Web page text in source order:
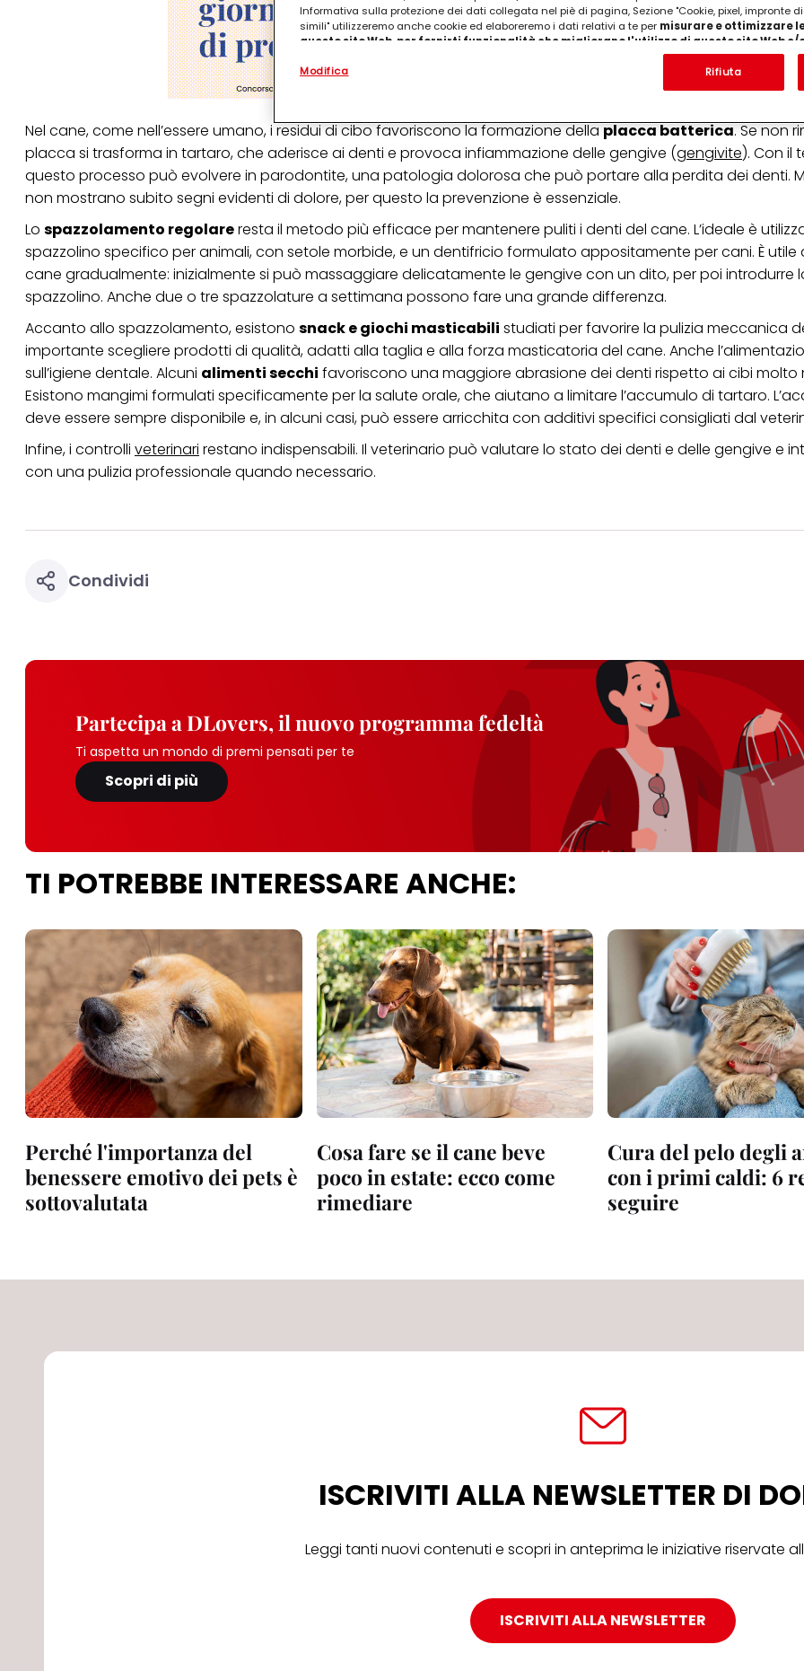
Nel cane, come nell’essere umano, i residui di cibo favoriscono la formazione dellaplacca batterica. Se non
placca si trasforma in tartaro, che aderisce ai denti e provoca infiammazione delle gengive (gengivite). Con il
questo processo può evolvere in parodontite, una patologia dolorosa che può portare alla perdita dei denti.
non mostrano subito segni evidenti di dolore, per questo la prevenzione è essenziale.
Lo spazzolamento regolareresta il metodo più efficace per mantenere puliti i denti del cane. L’ideale è
spazzolino specifico per animali, con setole morbide, e un dentifricio formulato appositamente per cani. È utile
cane gradualmente: inizialmente si può massaggiare delicatamente le gengive con un dito, per poi introdurre
spazzolino. Anche due o tre spazzolature a settimana possono fare una grande differenza.
Accanto allo spazzolamento, esistono snack e giochi masticabili studiati per favorire la pulizia meccanica
importante scegliere prodotti di qualità, adatti alla taglia e alla forza masticatoria del cane. Anche
sull’igiene dentale. Alcuni alimenti secchi favoriscono una maggiore abrasione dei denti rispetto ai cibi molto
Esistono mangimi formulati specificamente per la salute orale, che aiutano a limitare l’accumulo di tartaro.
deve essere sempre disponibile e, in alcuni casi, può essere arricchita con additivi specifici consigliati dal
Infine, i controlli veterinari restano indispensabili. Il veterinario può valutare lo stato dei denti e delle gengive e
con una pulizia professionale quando necessario.
Condividi
Partecipa a DLovers, il nuovo programma fedeltà
Ti aspetta un mondo di premi pensati per te
Scopri di più
TI POTREBBE INTERESSARE ANCHE:
Perché l'importanza del
benessere emotivo dei pets è
sottovalutata
Cosa fare se il cane beve
poco in estate: ecco come
rimediare
Cura del pelo degli
con i primi caldi: 6
seguire
ISCRIVITI ALLA NEWSLETTER DI
Leggi tanti nuovi contenuti e scopri in anteprima le iniziative riservate
ISCRIVITI ALLA NEWSLETTER
Informativa sulla protezione dei dati collegata nel piè di pagina, Sezione "Cookie, pixel, impronte
simili" utilizzeremo anche cookie ed elaboreremo i dati relativi a te per misurare e ottimizzare
questo sito Web, per fornirti funzionalità che migliorano l'utilizzo di questo sito Web e/
. Analizzeremo il tuo utilizzo di questo sito Web e le tue interazioni commerciali
(rispettivamente dell'azienda per cui lavori) per) e su tale base tracciare i tuoi acquisti dei nostri
terzi, conservare le nostre informazioni sulle entità commerciali e creare profili individuali su di te
identificati) su questo sito web e altri media (di terzi) tramite i dispositivi assegnati a te o alla tua
misurare e ottimizzare il successo delle campagne pubblicitarie.
Puoi trovare maggiori informazioni sul trattamento dei tuoi dati nella nostra Informativa sulla
collegata nel piè di pagina (Sezione "Cookie, Pixel, Impronte digitali e tecnologie simili"). Puoi
qualsiasi momento con effetto per il futuro disabilitando i cookie sul nostro sito web nella sezione
collegata nel piè di pagina. Per ulteriori informazioni sui cookie utilizzati su questo sito Web, in
periodo di conservazione, consultare le informazioni dettagliate su ciascun cookie disponibili
"modifica" di seguito".
Se fai clic su "Modifica" potrai trovare maggiori informazioni sul trattamento dei tuoi dati / sull'uso
per uno o più degli scopi sopra menzionati. Cliccando su "Accetta tutto", acconsenti all'uso dei
necessari per fornirti questo sito web.
Modifica Rifiuta